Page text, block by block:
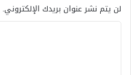
لن يتم نشر عنوان بريدك الإلكتروني.